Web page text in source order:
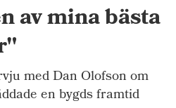
av mina bästa
med Dan Olofson om
en bygds framtid